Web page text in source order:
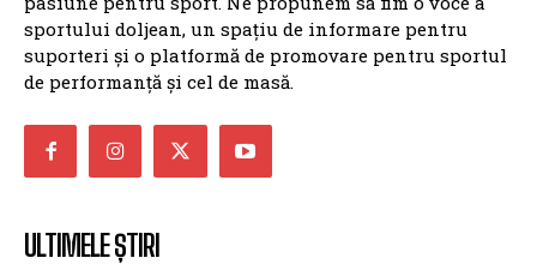
sportului. Reflectăm activitatea cluburilor, sportivilor
și evenimentelor sportive din Craiova și din întreg
județul, cu accent pe corectitudine, promptitudine și
pasiune pentru sport. Ne propunem să fim o voce a
sportului doljean, un spațiu de informare pentru
suporteri și o platformă de promovare pentru sportul
de performanță și cel de masă.